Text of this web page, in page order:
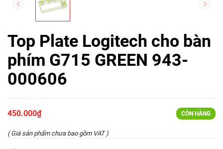
Top Plate Logitech cho bàn
phím G715 GREEN 943-
000606
450.000₫ CÒN HÀNG
( Giá sản phẩm chưa bao gồm VAT )